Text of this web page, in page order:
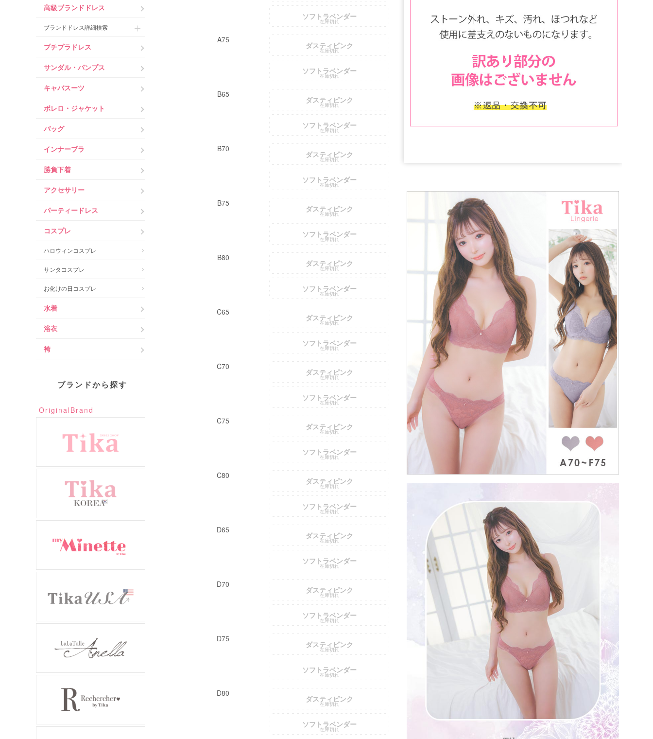
高級ブランドドレス
ブランドドレス詳細検索
プチプラドレス
サンダル・パンプス
キャバスーツ
ボレロ・ジャケット
バッグ
インナーブラ
勝負下着
アクセサリー
パーティードレス
コスプレ
ハロウィンコスプレ
サンタコスプレ
お化けの日コスプレ
水着
浴衣
袴
ブランドから探す
OriginalBrand
ソフトラベンダー
在庫切れ
A75
ダスティピンク
在庫切れ
ソフトラベンダー
在庫切れ
B65
ダスティピンク
在庫切れ
ソフトラベンダー
在庫切れ
B70
ダスティピンク
在庫切れ
ソフトラベンダー
在庫切れ
B75
ダスティピンク
在庫切れ
ソフトラベンダー
在庫切れ
B80
ダスティピンク
在庫切れ
ソフトラベンダー
在庫切れ
C65
ダスティピンク
在庫切れ
ソフトラベンダー
在庫切れ
C70
ダスティピンク
在庫切れ
ソフトラベンダー
在庫切れ
C75
ダスティピンク
在庫切れ
ソフトラベンダー
在庫切れ
C80
ダスティピンク
在庫切れ
ソフトラベンダー
在庫切れ
D65
ダスティピンク
在庫切れ
ソフトラベンダー
在庫切れ
D70
ダスティピンク
在庫切れ
ソフトラベンダー
在庫切れ
D75
ダスティピンク
在庫切れ
ソフトラベンダー
在庫切れ
D80
ダスティピンク
在庫切れ
ソフトラベンダー
在庫切れ